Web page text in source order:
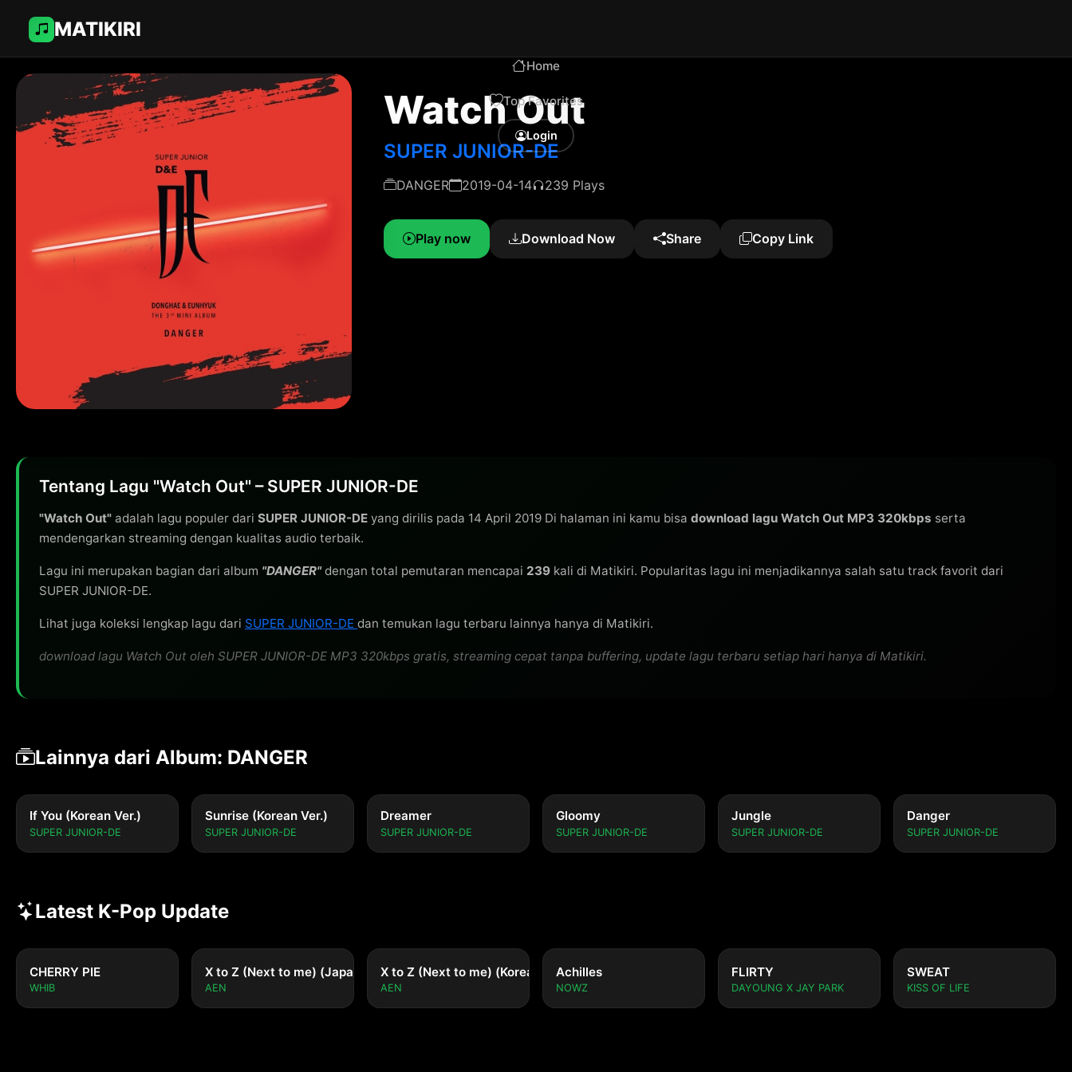
MATIKIRI
Home
Top Favorites
Login
Watch Out
SUPER JUNIOR-DE
DANGER 2019-04-14 239 Plays
Play now Download Now Share Copy Link
Tentang Lagu "Watch Out" – SUPER JUNIOR-DE
"Watch Out" adalah lagu populer dari SUPER JUNIOR-DE yang dirilis pada 14 April 2019 Di halaman ini kamu bisa download lagu Watch Out MP3 320kbps serta
mendengarkan streaming dengan kualitas audio terbaik.
Lagu ini merupakan bagian dari album "DANGER"dengan total pemutaran mencapai 239 kali di Matikiri. Popularitas lagu ini menjadikannya salah satu track favorit dari
SUPER JUNIOR-DE.
Lihat juga koleksi lengkap lagu dari SUPER JUNIOR-DE dan temukan lagu terbaru lainnya hanya di Matikiri.
download lagu Watch Out oleh SUPER JUNIOR-DE MP3 320kbps gratis, streaming cepat tanpa buffering, update lagu terbaru setiap hari hanya di Matikiri.
Lainnya dari Album: DANGER
If You (Korean Ver.)
SUPER JUNIOR-DE
Sunrise (Korean Ver.)
SUPER JUNIOR-DE
Dreamer
SUPER JUNIOR-DE
Gloomy
SUPER JUNIOR-DE
Jungle
SUPER JUNIOR-DE
Danger
SUPER JUNIOR-DE
Latest K-Pop Update
CHERRY PIE
WHIB
X to Z (Next to me) (Japanese ver.)
AEN
X to Z (Next to me) (Korean ver.)
AEN
Achilles
NOWZ
FLIRTY
DAYOUNG X JAY PARK
SWEAT
KISS OF LIFE